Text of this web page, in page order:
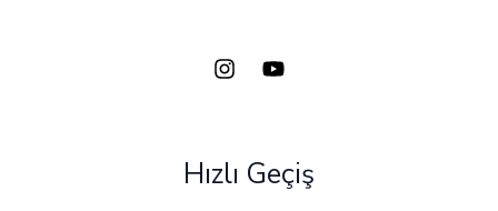
Hızlı Geçiş